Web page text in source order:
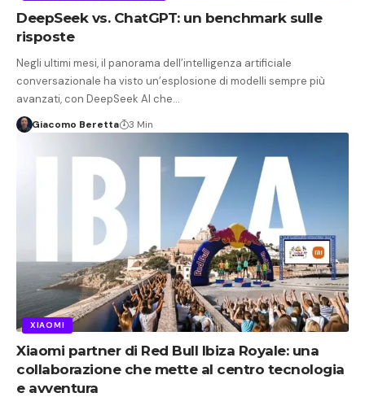
DeepSeek vs. ChatGPT: un benchmark sulle
risposte
Negli ultimi mesi, il panorama dell’intelligenza artificiale
conversazionale ha visto un’esplosione di modelli sempre più
avanzati, con DeepSeek AI che…
Giacomo Beretta 3 Min
XIAOMI
Xiaomi partner di Red Bull Ibiza Royale: una
collaborazione che mette al centro tecnologia
e avventura